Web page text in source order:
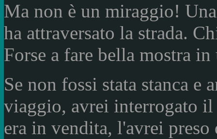
Ma non è un miraggio!
ha attraversato la strada.
Forse a fare bella mostra
Se non fossi stata stanca e
viaggio, avrei interrogato
era in vendita, l'avrei